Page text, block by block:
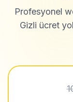
Profesyonel
Gizli ücret